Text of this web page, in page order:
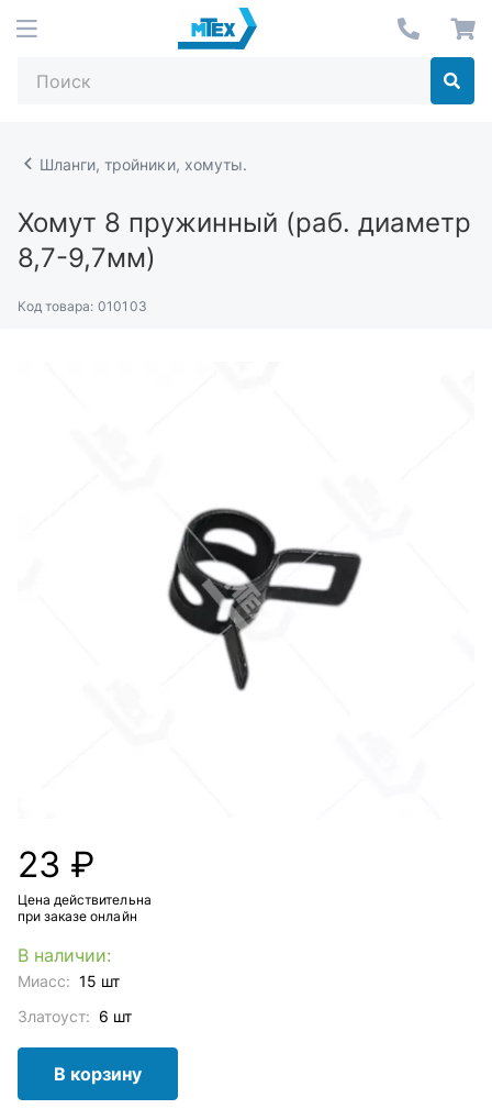
Шланги, тройники, хомуты.
Хомут 8 пружинный (раб. диаметр
8,7-9,7мм)
Код товара: 010103
23 ₽
Цена действительна
при заказе онлайн
В наличии:
Миасс: 15 шт
Златоуст: 6 шт
В корзину